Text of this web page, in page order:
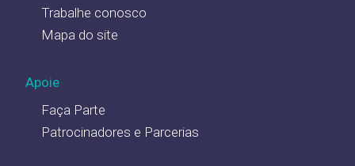
Trabalhe conosco
Mapa do site
Apoie
Faça Parte
Patrocinadores e Parcerias